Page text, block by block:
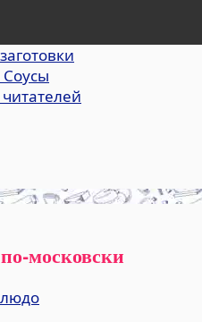
московски